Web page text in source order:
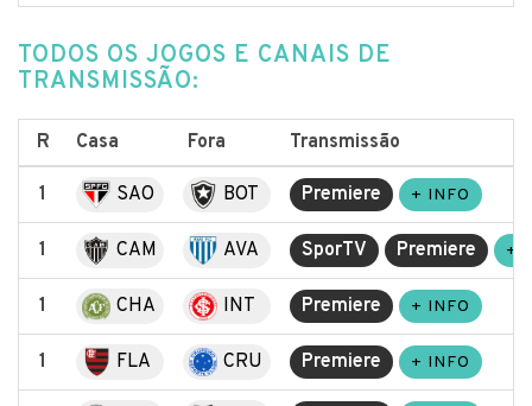
TODOS OS JOGOS E CANAIS DE
TRANSMISSÃO:
R Casa Fora Transmissão
1 SAO BOT Premiere + INFO
1 CAM AVA SporTV Premiere +
1 CHA INT Premiere + INFO
1 FLA CRU Premiere + INFO